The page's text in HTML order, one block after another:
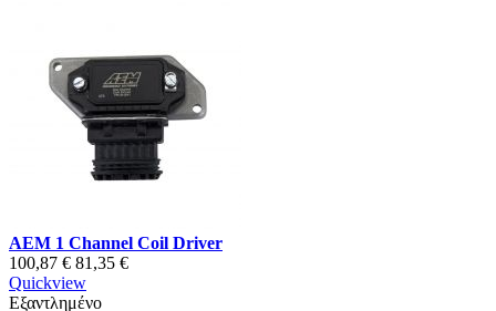
AEM 1 Channel Coil Driver
100,87 € 81,35 €
Quickview
Εξαντλημένο